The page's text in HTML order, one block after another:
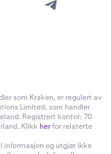
som Kraken, er regulert av
Limited, som handler
Registrert kontor: 70
Klikk herfor relaterte
informasjon og utgjør ikke